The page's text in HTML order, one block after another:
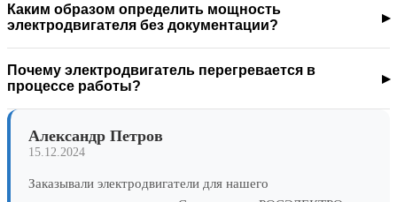
Каким образом определить мощность
электродвигателя без документации?
Почему электродвигатель перегревается в
процессе работы?
Александр Петров
15.12.2024
Заказывали электродвигатели для нашего